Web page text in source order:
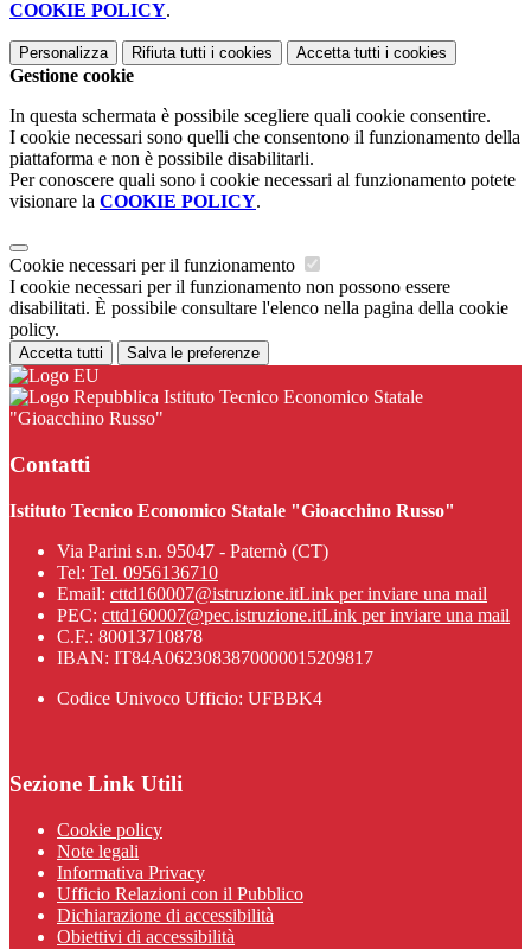
COOKIE POLICY.
Personalizza Rifiuta tutti i cookies Accetta tutti i cookies
Gestione cookie
In questa schermata è possibile scegliere quali cookie consentire.
I cookie necessari sono quelli che consentono il funzionamento della
piattaforma e non è possibile disabilitarli.
Per conoscere quali sono i cookie necessari al funzionamento potete
visionare la COOKIE POLICY.
Cookie necessari per il funzionamento
I cookie necessari per il funzionamento non possono essere
disabilitati. È possibile consultare l'elenco nella pagina della cookie
policy.
Accetta tutti Salva le preferenze
Istituto Tecnico Economico Statale
"Gioacchino Russo"
Contatti
Istituto Tecnico Economico Statale "Gioacchino Russo"
Via Parini s.n. 95047 - Paternò (CT)
Tel: Tel. 0956136710
Email: cttd160007@istruzione.itLink per inviare una mail
PEC: cttd160007@pec.istruzione.itLink per inviare una mail
C.F.: 80013710878
IBAN: IT84A0623083870000015209817
Codice Univoco Ufficio: UFBBK4
Sezione Link Utili
Cookie policy
Note legali
Informativa Privacy
Ufficio Relazioni con il Pubblico
Dichiarazione di accessibilità
Obiettivi di accessibilità